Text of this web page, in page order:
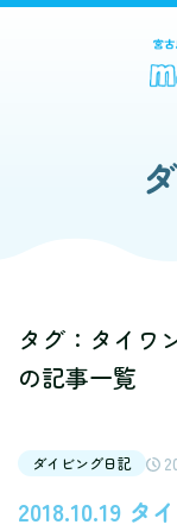
タグ：タイワ
の記事一覧
ダイビング日記
2018.10.19 タ